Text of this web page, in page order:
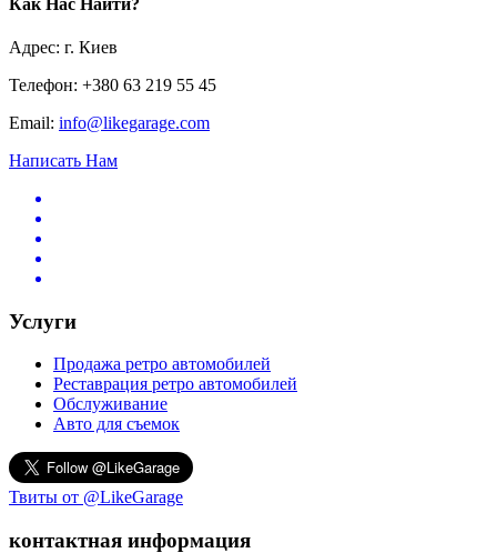
Адрес: г. Киев
Телефон: +380 63 219 55 45
Email: info@likegarage.com
Написать Нам
Услуги
Продажа ретро автомобилей
Реставрация ретро автомобилей
Обслуживание
Авто для съемок
Твиты от @LikeGarage
контактная информация